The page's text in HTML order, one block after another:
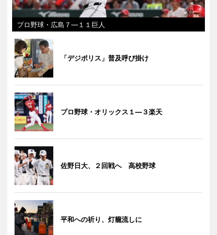
プロ野球・広島７―１１巨人
「デジポリス」普及呼び掛け
プロ野球・オリックス１―３楽天
佐野日大、２回戦へ 高校野球
平和への祈り、灯籠流しに